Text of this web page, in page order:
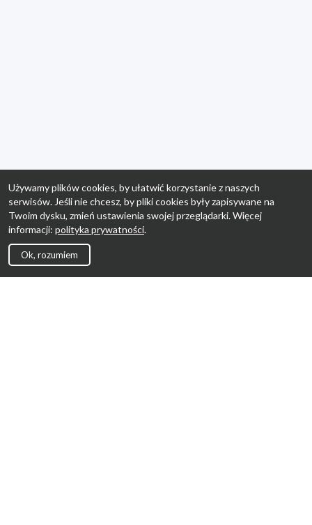
Używamy plików cookies, by ułatwić korzystanie z naszych
serwisów. Jeśli nie chcesz, by pliki cookies były zapisywane na
Twoim dysku, zmień ustawienia swojej przeglądarki. Więcej
informacji: polityka prywatności.
Ok, rozumiem